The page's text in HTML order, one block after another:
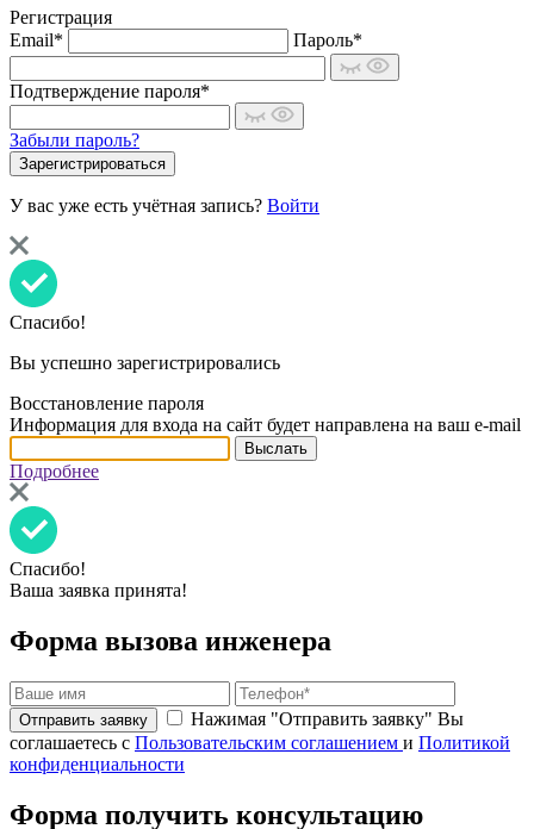
Регистрация
Email*
Пароль*
Подтверждение пароля*
Забыли пароль?
У вас уже есть учётная запись? Войти
Спасибо!
Вы успешно зарегистрировались
Восстановление пароля
Информация для входа на сайт будет направлена на ваш e-mail
Подробнее
Спасибо!
Ваша заявка принята!
Форма вызова инженера
Нажимая "Отправить заявку" Вы
соглашаетесь с Пользовательским соглашением и Политикой
конфиденциальности
Форма получить консультацию